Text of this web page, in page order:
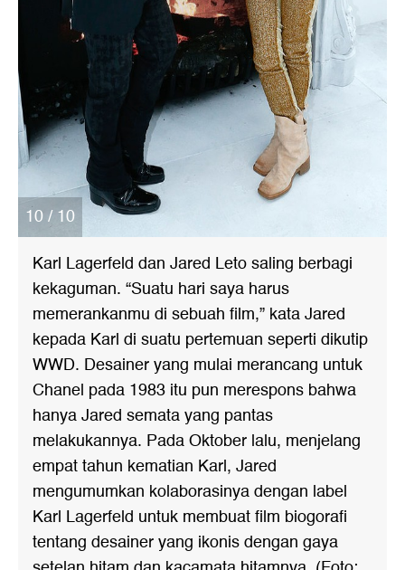
10 / 10
Karl Lagerfeld dan Jared Leto saling berbagi
kekaguman. “Suatu hari saya harus
memerankanmu di sebuah film,” kata Jared
kepada Karl di suatu pertemuan seperti dikutip
WWD. Desainer yang mulai merancang untuk
Chanel pada 1983 itu pun merespons bahwa
hanya Jared semata yang pantas
melakukannya. Pada Oktober lalu, menjelang
empat tahun kematian Karl, Jared
mengumumkan kolaborasinya dengan label
Karl Lagerfeld untuk membuat film biogorafi
tentang desainer yang ikonis dengan gaya